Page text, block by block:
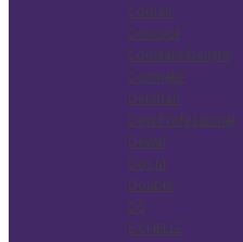
Comair
Concept
Constant Delight
Cosmake
Denman
Dew Professional
Dewal
DoCut
Double
DS
E'CHELLE